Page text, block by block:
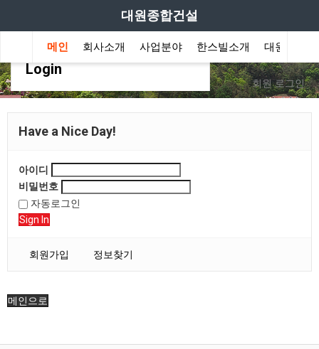
대원종합건설
메인 회사소개 사업분야 한스빌소개 대원이야기
Login
회원 로그인
Have a Nice Day!
아이디
비밀번호
자동로그인
Sign In
회원가입 정보찾기
메인으로